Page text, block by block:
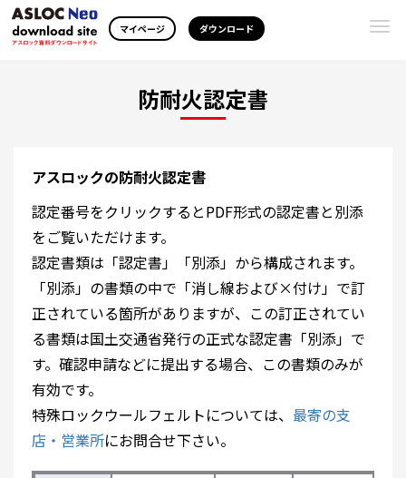
マイページ ダウンロード
防耐火認定書
アスロックの防耐火認定書
認定番号をクリックするとPDF形式の認定書と別添
をご覧いただけます。
認定書類は「認定書」「別添」から構成されます。
「別添」の書類の中で「消し線および×付け」で訂
正されている箇所がありますが、この訂正されてい
る書類は国土交通省発行の正式な認定書「別添」で
す。確認申請などに提出する場合、この書類のみが
有効です。
特殊ロックウールフェルトについては、 最寄の支
店・営業所にお問合せ下さい。